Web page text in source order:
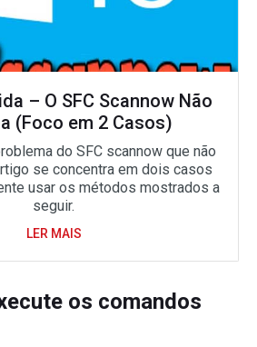
– O SFC Scannow Não
(Foco em 2 Casos)
do SFC scannow que não
se concentra em dois casos
usar os métodos mostrados a
seguir.
LER MAIS
os comandos